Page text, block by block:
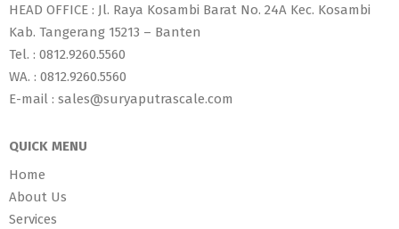
HEAD OFFICE : Jl. Raya Kosambi Barat No. 24A Kec. Kosambi
Kab. Tangerang 15213 – Banten
Tel. : 0812.9260.5560
WA. : 0812.9260.5560
E-mail : sales@suryaputrascale.com
QUICK MENU
Home
About Us
Services